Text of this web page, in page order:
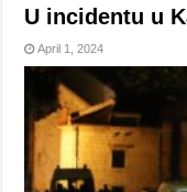
U incidentu u
April 1, 2024